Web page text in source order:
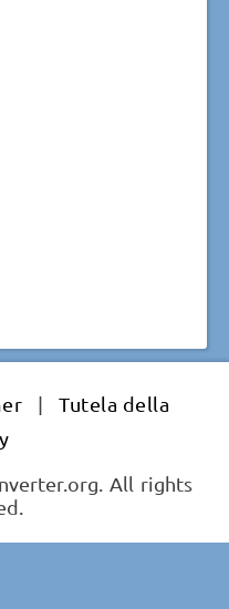
|
Tutela della
All rights